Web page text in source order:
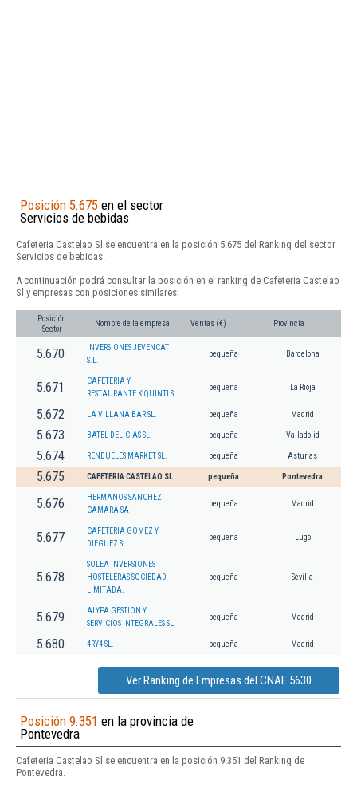
Posición 5.675 en el sector
Servicios de bebidas
Cafeteria Castelao Sl se encuentra en la posición 5.675 del Ranking del sector
Servicios de bebidas.
A continuación podrá consultar la posición en el ranking de Cafeteria Castelao
Sl y empresas con posiciones similares:
Posición
Sector
Nombre de la empresa Ventas (€) Provincia
5.670
INVERSIONES JEVENCAT
S.L.
pequeña Barcelona
5.671
CAFETERIA Y
RESTAURANTE K QUINTI SL
pequeña La Rioja
5.672 LA VILLANA BAR SL. pequeña Madrid
5.673 BATEL DELICIAS SL pequeña Valladolid
5.674 RENDUELES MARKET SL. pequeña Asturias
5.675 CAFETERIA CASTELAO SL pequeña Pontevedra
5.676
HERMANOS SANCHEZ
CAMARA SA
pequeña Madrid
5.677
CAFETERIA GOMEZ Y
DIEGUEZ SL.
pequeña Lugo
5.678
SOLEA INVERSIONES
HOSTELERAS SOCIEDAD
LIMITADA.
pequeña Sevilla
5.679
ALYPA GESTION Y
SERVICIOS INTEGRALES SL.
pequeña Madrid
5.680 4RY4 SL. pequeña Madrid
Ver Ranking de Empresas del CNAE 5630
Posición 9.351 en la provincia de
Pontevedra
Cafeteria Castelao Sl se encuentra en la posición 9.351 del Ranking de
Pontevedra.